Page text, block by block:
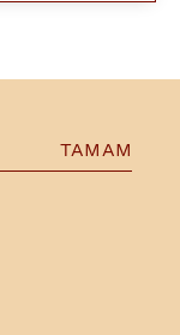
TAMAM